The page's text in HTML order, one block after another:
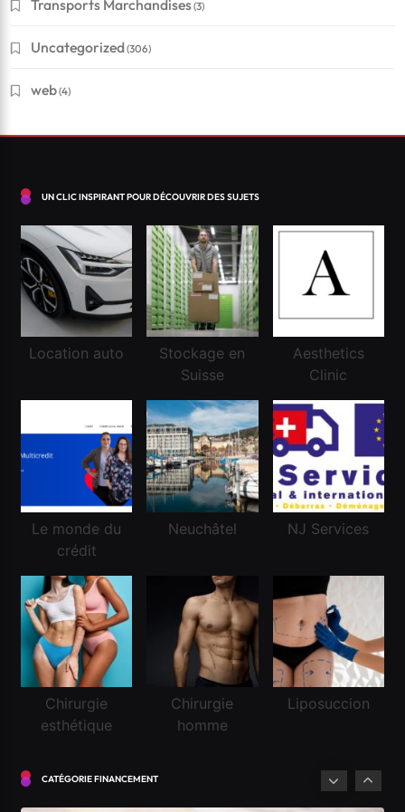
Transports Marchandises(3)
Uncategorized(306)
web(4)
UN CLIC INSPIRANT POUR DÉCOUVRIR DES SUJETS
Location auto
Stockage en
Suisse
Aesthetics
Clinic
Le monde du
crédit
Neuchâtel NJ Services
Chirurgie
esthétique
Chirurgie
homme
Liposuccion
CATÉGORIE FINANCEMENT
Mai 5, 2026
Réussir une demande de crédit frontalier
Suisse